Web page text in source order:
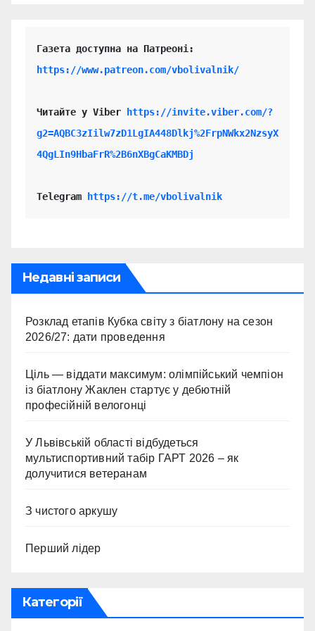
https://www.patreon.com/vbolivalnik/
Читайте у Viber
https://invite.viber.com/?
g2=AQBC3zIilw7zD1LgIA448Dlkj%2FrpNWkx2NzsyX
4QgLIn9HbaFrR%2B6nXBgCaKMBDj
Telegram https://t.me/vbolivalnik
Недавні записи
Розклад етапів Кубка світу з біатлону на сезон
2026/27: дати проведення
Ціль — віддати максимум: олімпійський чемпіон
із біатлону Жаклен стартує у дебютній
професійній велогонці
У Львівській області відбудеться
мультиспортивний табір ГАРТ 2026 – як
долучитися ветеранам
З чистого аркушу
Перший лідер
Категорії